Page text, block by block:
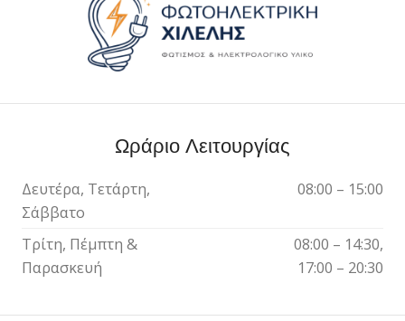
Ωράριο Λειτουργίας
Δευτέρα, Τετάρτη,
Σάββατο
08:00 – 15:00
Τρίτη, Πέμπτη &
Παρασκευή
08:00 – 14:30,
17:00 – 20:30